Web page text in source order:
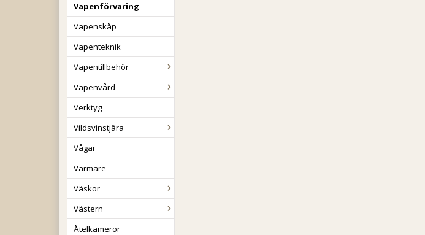
Vapenförvaring
Vapenskåp
Vapenteknik
Vapentillbehör
Vapenvård
Verktyg
Vildsvinstjära
Vågar
Värmare
Väskor
Västern
Åtelkameror